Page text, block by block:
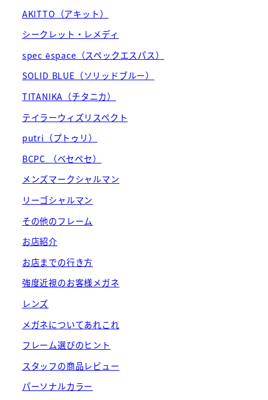
AKITTO（アキット）
シークレット・レメディ
spec ēspace（スペックエスパス）
SOLID BLUE（ソリッドブルー）
TITANIKA（チタニカ）
テイラーウィズリスペクト
putri（プトゥリ）
BCPC （ベセペセ）
メンズマークシャルマン
リーゴシャルマン
その他のフレーム
お店紹介
お店までの行き方
強度近視のお客様メガネ
レンズ
メガネについてあれこれ
フレーム選びのヒント
スタッフの商品レビュー
パーソナルカラー